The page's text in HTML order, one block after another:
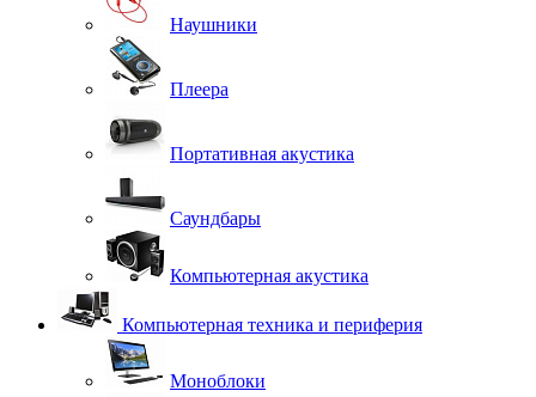
Наушники
Плеера
Портативная акустика
Саундбары
Компьютерная акустика
Компьютерная техника и периферия
Моноблоки